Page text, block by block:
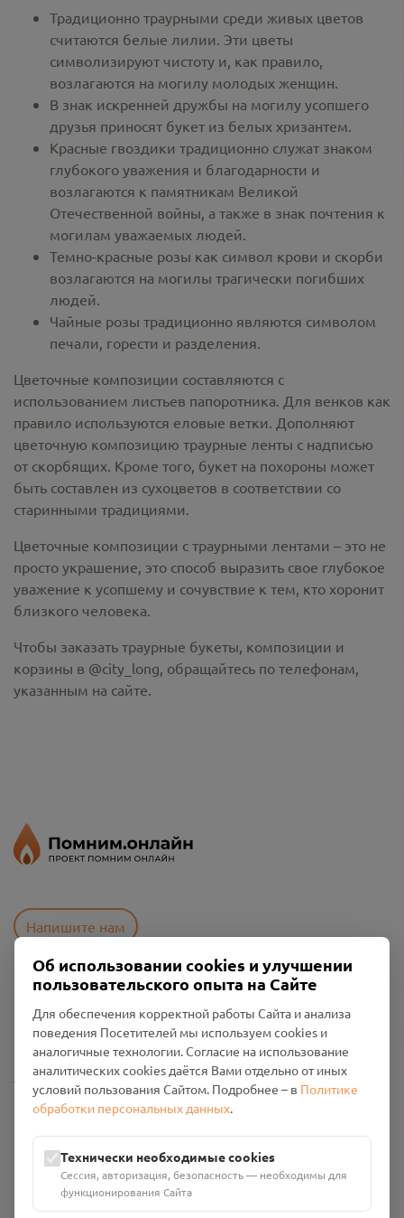
Традиционно траурными среди живых цветов
считаются белые лилии. Эти цветы
символизируют чистоту и, как правило,
возлагаются на могилу молодых женщин.
В знак искренней дружбы на могилу усопшего
друзья приносят букет из белых хризантем.
Красные гвоздики традиционно служат знаком
глубокого уважения и благодарности и
возлагаются к памятникам Великой
Отечественной войны, а также в знак почтения к
могилам уважаемых людей.
Темно-красные розы как символ крови и скорби
возлагаются на могилы трагически погибших
людей.
Чайные розы традиционно являются символом
печали, горести и разделения.
Цветочные композиции составляются с
использованием листьев папоротника. Для венков как
правило используются еловые ветки. Дополняют
цветочную композицию траурные ленты с надписью
от скорбящих. Кроме того, букет на похороны может
быть составлен из сухоцветов в соответствии со
старинными традициями.
Цветочные композиции с траурными лентами – это не
просто украшение, это способ выразить свое глубокое
уважение к усопшему и сочувствие к тем, кто хоронит
близкого человека.
Чтобы заказать траурные букеты, композиции и
корзины в @city_long, обращайтесь по телефонам,
указанным на сайте.
Напишите нам
Политика конфиденциальности
Промо-материалы
Настройки cookies
Общество с ограниченной ответственностью «Смоленский
Проект Помним»
ИНН: 6700029207 ОГРН: 1256700001986
Юридический адрес: 216790, Смоленская область, р-н
Руднянский, г. Рудня, улица Западная, д. 26А, пом. 18
Номер счёта: 40702810901130004287 в АО "АЛЬФА-БАНК"
Об использовании cookies и улучшении
пользовательского опыта на Сайте
Для обеспечения корректной работы Сайта и анализа
поведения Посетителей мы используем cookies и
аналогичные технологии. Согласие на использование
аналитических cookies даётся Вами отдельно от иных
условий пользования Сайтом. Подробнее – в Политике
обработки персональных данных.
Технически необходимые cookies
Сессия, авторизация, безопасность — необходимы для
функционирования Сайта